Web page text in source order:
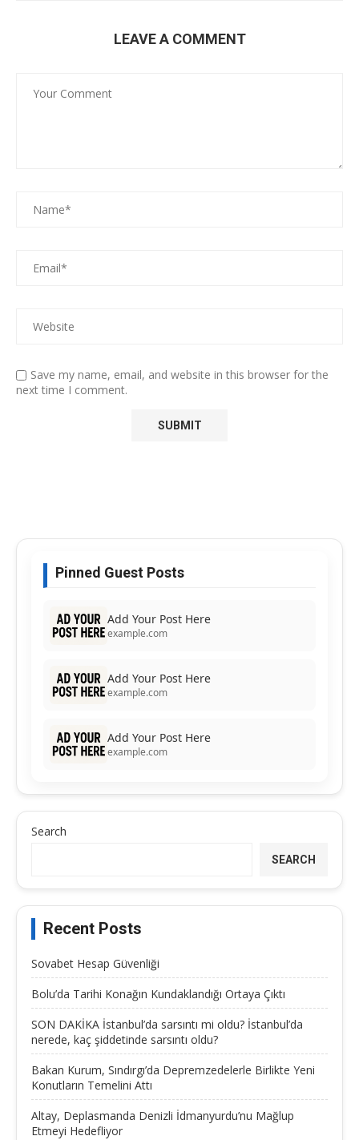
LEAVE A COMMENT
Save my name, email, and website in this browser for the
next time I comment.
Pinned Guest Posts
Add Your Post Here
example.com
Add Your Post Here
example.com
Add Your Post Here
example.com
Search
SEARCH
Recent Posts
Sovabet Hesap Güvenliği
Bolu’da Tarihi Konağın Kundaklandığı Ortaya Çıktı
SON DAKİKA İstanbul’da sarsıntı mi oldu? İstanbul’da
nerede, kaç şiddetinde sarsıntı oldu?
Bakan Kurum, Sındırgı’da Depremzedelerle Birlikte Yeni
Konutların Temelini Attı
Altay, Deplasmanda Denizli İdmanyurdu’nu Mağlup
Etmeyi Hedefliyor